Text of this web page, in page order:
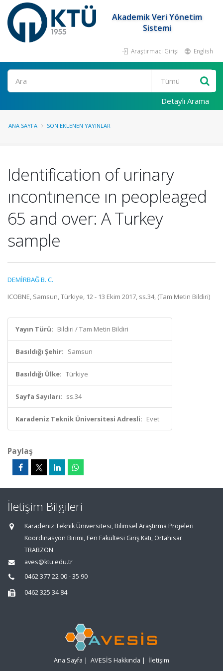
Akademik Veri Yönetim
Sistemi
Araştırmacı Girişi English
Ara
Detaylı Arama
ANA SAYFA SON EKLENEN YAYINLAR
Identification of urinary
ıncontınence ın peopleaged
65 and over: A Turkey
sample
DEMİRBAĞ B. C.
ICOBNE, Samsun, Türkiye, 12 - 13 Ekim 2017, ss.34, (Tam Metin Bildiri)
Yayın Türü: Bildiri / Tam Metin Bildiri
Basıldığı Şehir: Samsun
Basıldığı Ülke: Türkiye
Sayfa Sayıları: ss.34
Karadeniz Teknik Üniversitesi Adresli: Evet
Paylaş
İletişim Bilgileri
Karadeniz Teknik Üniversitesi, Bilimsel Araştırma Projeleri
Koordinasyon Birimi, Fen Fakültesi Giriş Katı, Ortahisar
TRABZON
aves@ktu.edu.tr
0462 377 22 00 - 35 90
0462 325 34 84
Ana Sayfa | AVESİS Hakkında | İletişim